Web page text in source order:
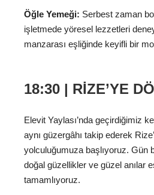
Öğle Yemeği: Serbest zaman
işletmede yöresel lezzetleri
manzarası eşliğinde keyifli bir
18:30 | RIZE’YE
Elevit Yaylası’nda geçirdiğimiz
aynı güzergâhı takip ederek
yolculuğumuza başlıyoruz. Gün
doğal güzellikler ve güzel anılar
tamamlıyoruz.